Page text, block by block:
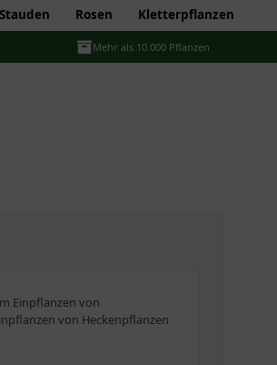
Stauden Rosen Kletterpflanzen
Mehr als 10.000 Pflanzen
Einpflanzen von
von Heckenpflanzen